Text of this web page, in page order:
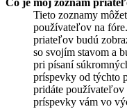
Čo je môj zoznam
Tieto zoznamy
používateľov na
priateľov budú
so svojím stavom a
pri písaní
príspevky od týchto
pridáte používateľov
príspevky vám vo